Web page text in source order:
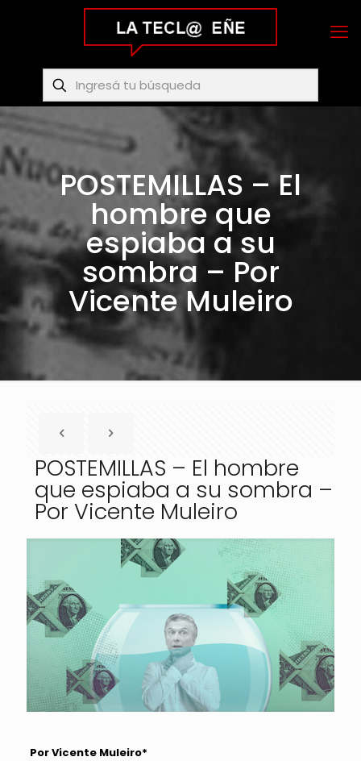
POSTEMILLAS – El
hombre que
espiaba a su
sombra – Por
Vicente Muleiro
POSTEMILLAS – El hombre
que espiaba a su sombra –
Por Vicente Muleiro
Por Vicente Muleiro*